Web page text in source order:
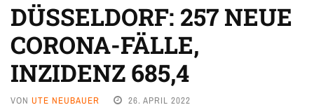
DÜSSELDORF: 257 NEUE
CORONA-FÄLLE,
INZIDENZ 685,4
VON UTE NEUBAUER 26. APRIL 2022